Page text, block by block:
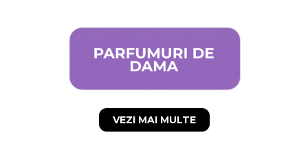
VEZI MAI MULTE